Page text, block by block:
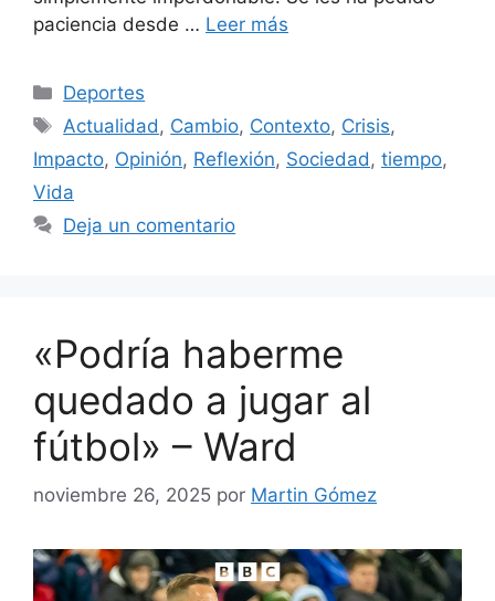
paciencia desde … Leer más
Categorías
Deportes
Etiquetas
Actualidad , Cambio, Contexto, Crisis,
Impacto, Opinión, Reflexión, Sociedad , tiempo,
Vida
Deja un comentario
«Podría haberme
quedado a jugar al
fútbol» – Ward
noviembre 26, 2025 por Martin Gómez